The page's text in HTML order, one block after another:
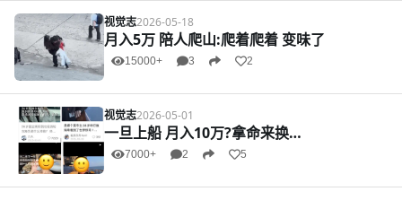
视觉志2026-05-18
月入5万 陪人爬山:爬着爬着 变味了
15000+ 3 2
视觉志2026-05-01
一旦上船 月入10万?拿命来换…
7000+ 2 5